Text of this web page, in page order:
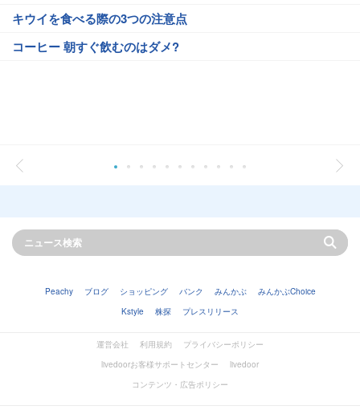
キウイを食べる際の3つの注意点
コーヒー 朝すぐ飲むのはダメ?
Peachy ブログ ショッピング バンク みんかぶ
みんかぶChoice
Kstyle
株探 プレスリリース
運営会社 利用規約
プライバシーポリシー
livedoorお客様サポートセンター
livedoor
コンテンツ・広告ポリシー